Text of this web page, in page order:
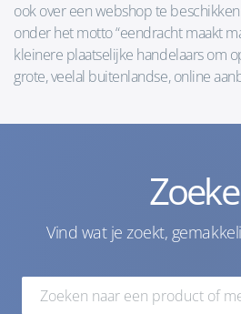
ook over een webshop te
onder het motto “eendracht maakt
kleinere plaatselijke handelaars om
grote, veelal buitenlandse, online
Vind wat je zoekt,